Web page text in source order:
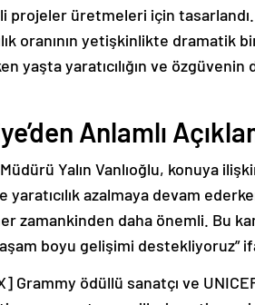
üretmeleri için tasarlandı.
oranının yetişkinlikte
yaşta yaratıcılığın ve
Anlamlı
Yalın Vanlıoğlu, konuya
azalmaya devam
zamankinden daha önemli. Bu
boyu gelişimi destekliyoruz”
Grammy ödüllü sanatçı ve